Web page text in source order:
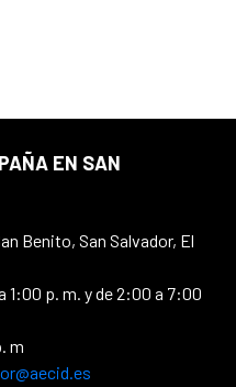
EN SAN
Benito, San Salvador, El
1:00 p. m. y de 2:00 a 7:00
m